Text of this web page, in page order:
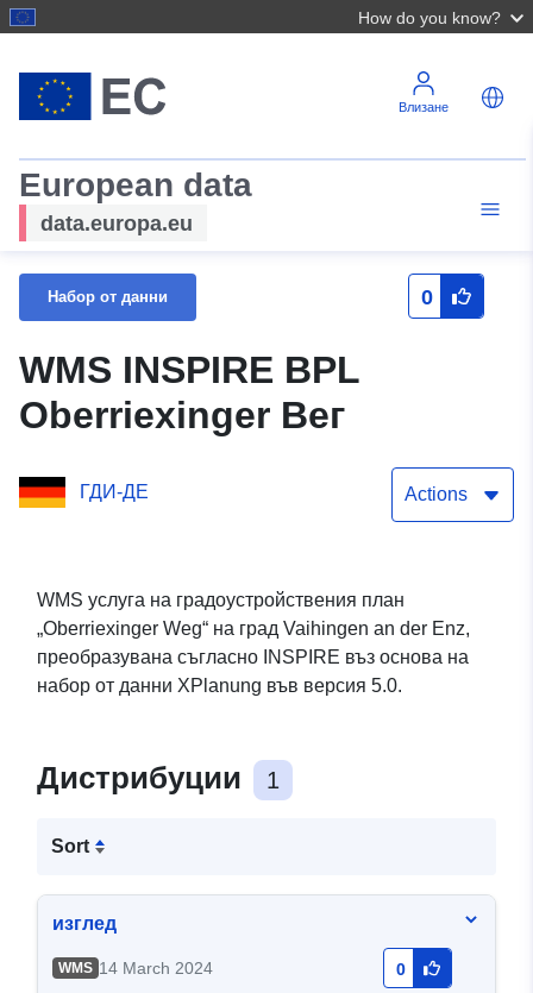
How do you know?
Влизане
European data
data.europa.eu
Набор от данни 0
WMS INSPIRE BPL
Oberriexinger Вег
ГДИ-ДЕ Actions
WMS услуга на градоустройствения план
„Oberriexinger Weg“ на град Vaihingen an der Enz,
преобразувана съгласно INSPIRE въз основа на
набор от данни XPlanung във версия 5.0.
Дистрибуции 1
Sort
изглед
WMS 14 March 2024 0